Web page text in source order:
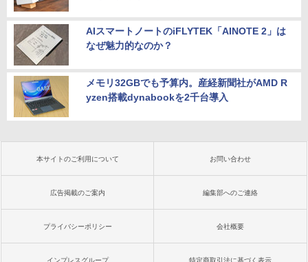
AIスマートノートのiFLYTEK「AINOTE 2」は
なぜ魅力的なのか？
メモリ32GBでも予算内。産経新聞社がAMD R
yzen搭載dynabookを2千台導入
本サイトのご利用について お問い合わせ
広告掲載のご案内 編集部へのご連絡
プライバシーポリシー 会社概要
インプレスグループ 特定商取引法に基づく表示